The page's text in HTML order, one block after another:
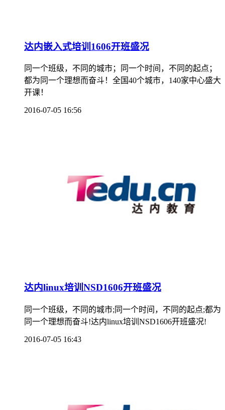
达内嵌入式培训1606开班盛况
同一个班级，不同的城市；同一个时间，不同的起点；
都为同一个理想而奋斗！全国40个城市，140家中心盛大
开课！
2016-07-05 16:56
达内linux培训NSD1606开班盛况
同一个班级，不同的城市;同一个时间，不同的起点;都为
同一个理想而奋斗!达内linux培训NSD1606开班盛况!
2016-07-05 16:43